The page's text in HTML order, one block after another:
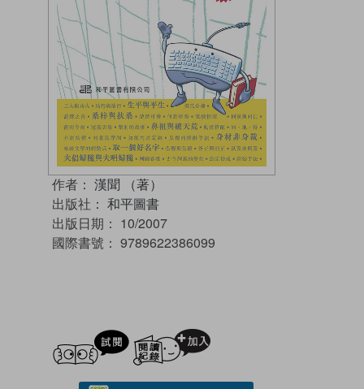
作者： 漢聞 （著）
出版社： 和平圖書
出版日期： 10/2007
國際書號： 9789622386099
試閲